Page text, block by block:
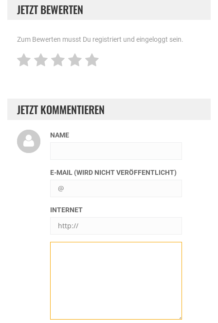
JETZT BEWERTEN
Zum Bewerten musst Du registriert und eingeloggt sein.
JETZT KOMMENTIEREN
NAME
E-MAIL (WIRD NICHT VERÖFFENTLICHT)
INTERNET